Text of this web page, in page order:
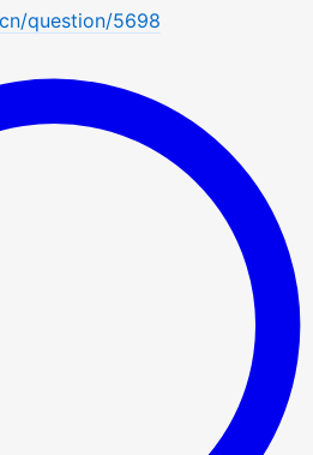
question/5698